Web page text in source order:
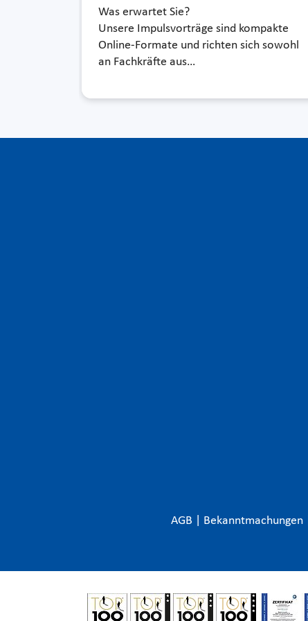
Was erwartet Sie?
Unsere Impulsvorträge sind kompakte
Online-Formate und richten sich sowohl
an Fachkräfte aus…
AGB
Bekanntmachungen